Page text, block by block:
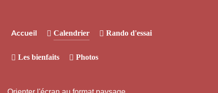
Accueil Calendrier Rando d'essai
Les bienfaits Photos